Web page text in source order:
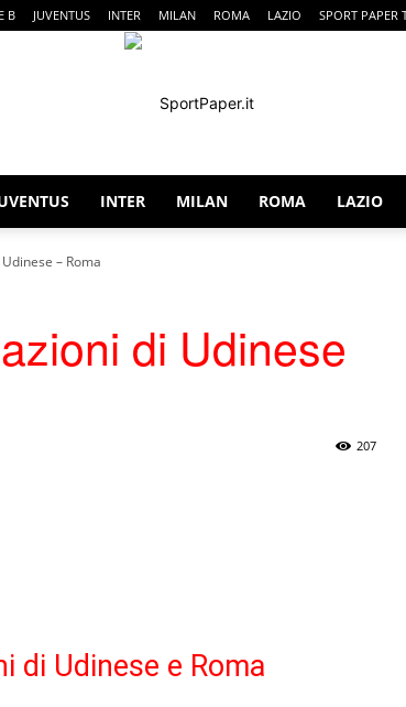
B JUVENTUS INTER MILAN ROMA LAZIO SPORT PAPER
INTER MILAN ROMA LAZIO
– Roma
di Udinese
207
di Udinese e Roma